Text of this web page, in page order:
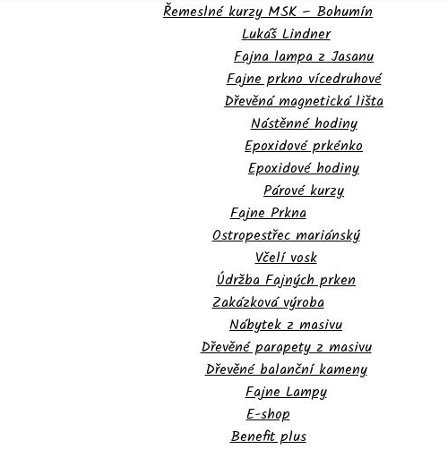
Řemeslné kurzy MSK – Bohumín
Lukáš Lindner
Fajna lampa z Jasanu
Fajne prkno vícedruhové
Dřevěná magnetická lišta
Nástěnné hodiny
Epoxidové prkénko
Epoxidové hodiny
Párové kurzy
Fajne Prkna
Ostropestřec mariánský
Včelí vosk
Údržba Fajných prken
Zakázková výroba
Nábytek z masivu
Dřevěné parapety z masivu
Dřevěné balanční kameny
Fajne Lampy
E-shop
Benefit plus